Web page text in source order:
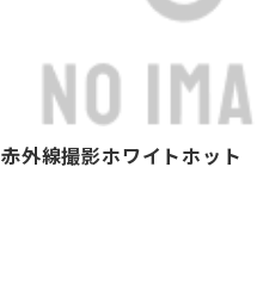
赤外線撮影ホワイトホット